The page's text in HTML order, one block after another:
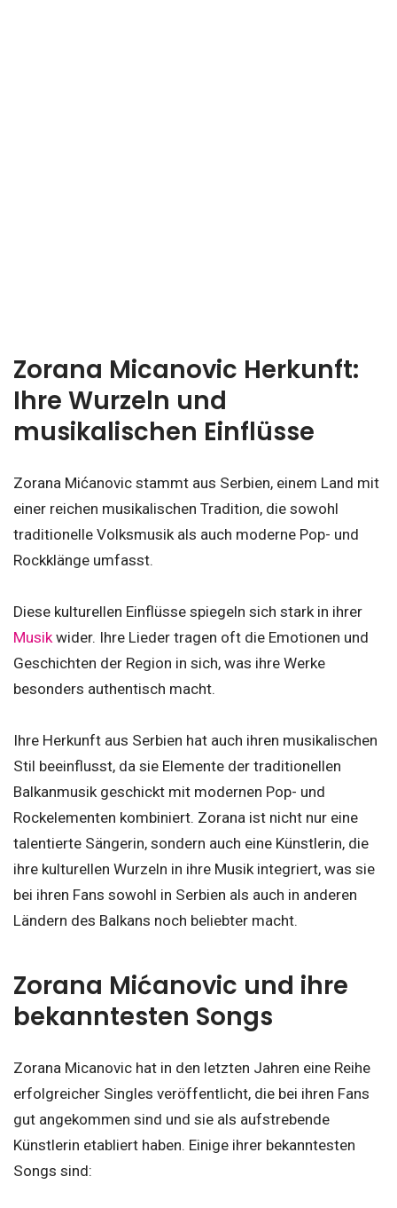
Zorana Micanovic Herkunft:
Ihre Wurzeln und
musikalischen Einflüsse
Zorana Mićanovic stammt aus Serbien, einem Land mit
einer reichen musikalischen Tradition, die sowohl
traditionelle Volksmusik als auch moderne Pop- und
Rockklänge umfasst.
Diese kulturellen Einflüsse spiegeln sich stark in ihrer
Musik wider. Ihre Lieder tragen oft die Emotionen und
Geschichten der Region in sich, was ihre Werke
besonders authentisch macht.
Ihre Herkunft aus Serbien hat auch ihren musikalischen
Stil beeinflusst, da sie Elemente der traditionellen
Balkanmusik geschickt mit modernen Pop- und
Rockelementen kombiniert. Zorana ist nicht nur eine
talentierte Sängerin, sondern auch eine Künstlerin, die
ihre kulturellen Wurzeln in ihre Musik integriert, was sie
bei ihren Fans sowohl in Serbien als auch in anderen
Ländern des Balkans noch beliebter macht.
Zorana Mićanovic und ihre
bekanntesten Songs
Zorana Micanovic hat in den letzten Jahren eine Reihe
erfolgreicher Singles veröffentlicht, die bei ihren Fans
gut angekommen sind und sie als aufstrebende
Künstlerin etabliert haben. Einige ihrer bekanntesten
Songs sind: